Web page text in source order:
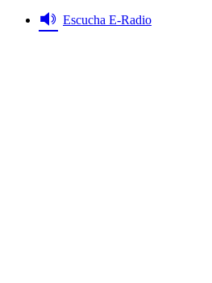
Saltar
Escucha E-Radio